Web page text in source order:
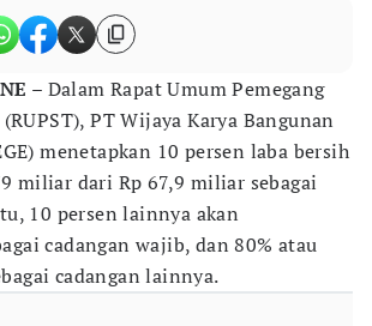
– Dalam Rapat Umum Pemegang
PT Wijaya Karya Bangunan
menetapkan 10 persen laba bersih
miliar dari Rp 67,9 miliar sebagai
10 persen lainnya akan
cadangan wajib, dan 80% atau
cadangan lainnya.